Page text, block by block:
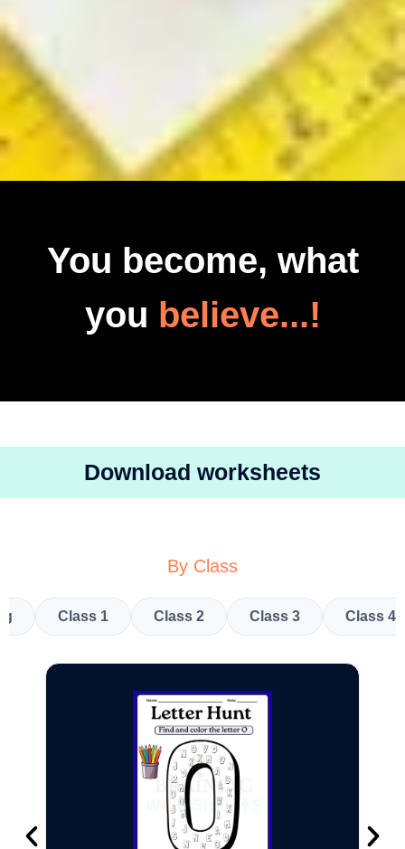
You become, what
you believe...!
Download worksheets
By Class
Class 1 Class 2 Class 3 Class 4